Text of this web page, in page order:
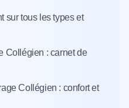
sur tous les types et
Collégien : carnet de
Collégien : confort et